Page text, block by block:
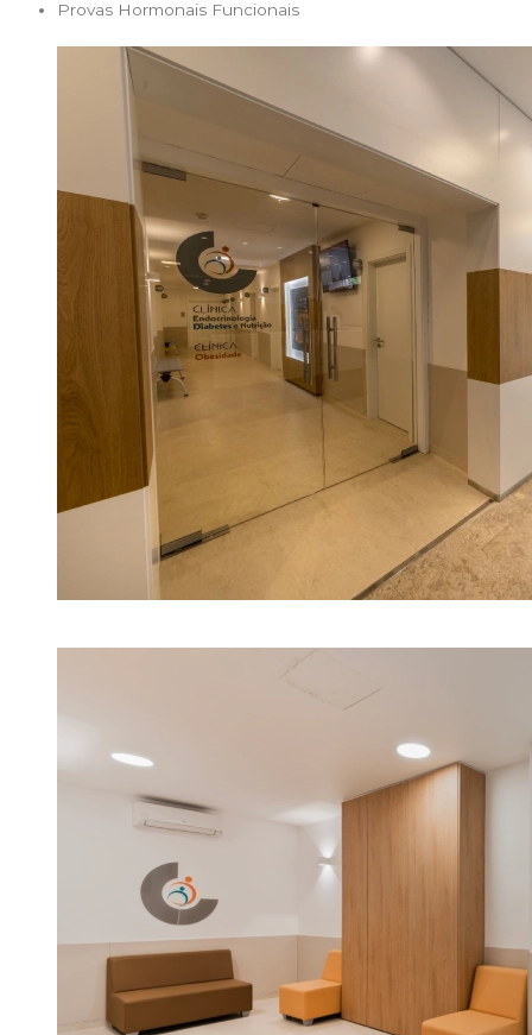
Provas Hormonais Funcionais